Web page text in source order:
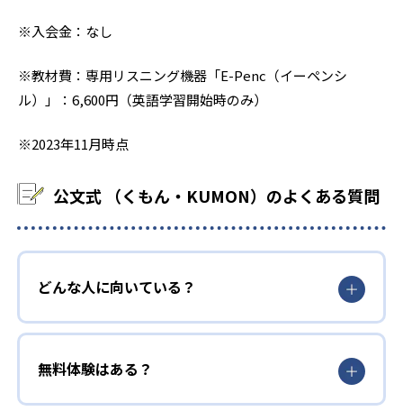
※入会金：なし
※教材費：専用リスニング機器「E-Penc（イーペンシ
ル）」：6,600円（英語学習開始時のみ）
※2023年11月時点
公文式 （くもん・KUMON）のよくある質問
どんな人に向いている？
無料体験はある？